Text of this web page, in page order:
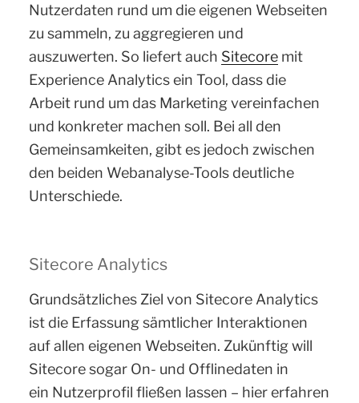
Nutzerdaten rund um die eigenen Webseiten
zu sammeln, zu aggregieren und
auszuwerten. So liefert auch Sitecore mit
Experience Analytics ein Tool, dass die
Arbeit rund um das Marketing vereinfachen
und konkreter machen soll. Bei all den
Gemeinsamkeiten, gibt es jedoch zwischen
den beiden Webanalyse-Tools deutliche
Unterschiede.
Sitecore Analytics
Grundsätzliches Ziel von Sitecore Analytics
ist die Erfassung sämtlicher Interaktionen
auf allen eigenen Webseiten. Zukünftig will
Sitecore sogar On- und Offlinedaten in
ein Nutzerprofil fließen lassen – hier erfahren